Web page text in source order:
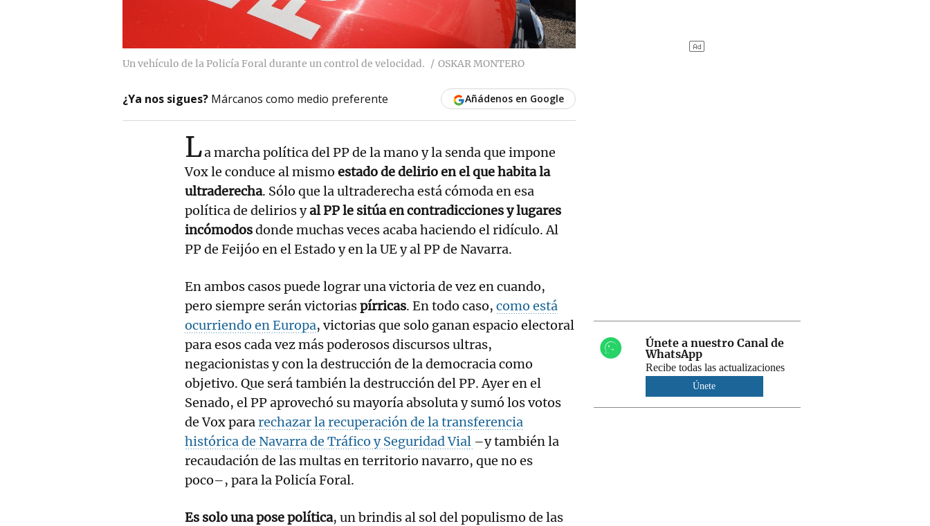
Un vehículo de la Policía Foral durante un control de velocidad. OSKAR MONTERO
¿Ya nos sigues? Márcanos como medio preferente Añádenos en Google
La marcha política del PP de la mano y la senda que impone
Vox le conduce al mismo estado de delirio en el que habita la
ultraderecha. Sólo que la ultraderecha está cómoda en esa
política de delirios yal PP le sitúa en contradicciones y lugares
incómodosdonde muchas veces acaba haciendo el ridículo. Al
PP de Feijóo en el Estado y en la UE y al PP de Navarra.
En ambos casos puede lograr una victoria de vez en cuando,
pero siempre serán victoriaspírricas. En todo caso, como está
ocurriendo en Europa, victorias que solo ganan espacio electoral
para esos cada vez más poderosos discursos ultras,
negacionistas y con la destrucción de la democracia como
objetivo. Que será también la destrucción del PP. Ayer en el
Senado, el PP aprovechó su mayoría absoluta y sumó los votos
de Vox pararechazar la recuperación de la transferencia
histórica de Navarra de Tráfico y Seguridad Vial –y también la
recaudación de las multas en territorio navarro, que no es
poco–, para la Policía Foral.
Es solo una pose política, un brindis al sol del populismo de las
Únete a nuestro Canal de
WhatsApp
Recibe todas las actualizaciones
Únete